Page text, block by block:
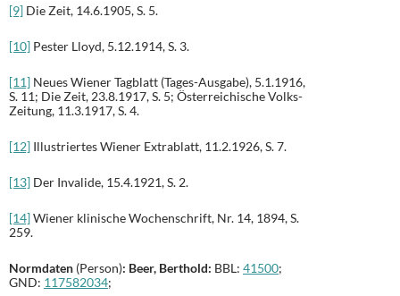
[9] Die Zeit, 14.6.1905, S. 5.
[10] Pester Lloyd, 5.12.1914, S. 3.
[11] Neues Wiener Tagblatt (Tages-Ausgabe), 5.1.1916,
S. 11; Die Zeit, 23.8.1917, S. 5; Österreichische Volks-
Zeitung, 11.3.1917, S. 4.
[12] Illustriertes Wiener Extrablatt, 11.2.1926, S. 7.
[13] Der Invalide, 15.4.1921, S. 2.
[14]Wiener klinische Wochenschrift, Nr. 14, 1894, S.
259.
Normdaten (Person): Beer, Berthold: BBL: 41500;
GND: 117582034;